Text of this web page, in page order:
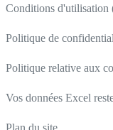
Conditions
Politique de
Politique relative aux
Vos données Excel